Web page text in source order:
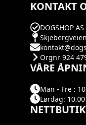
KONTAKT
DOGSHOP AS
Orgnr 924
VÅRE
Man - Fre :
Lørdag: